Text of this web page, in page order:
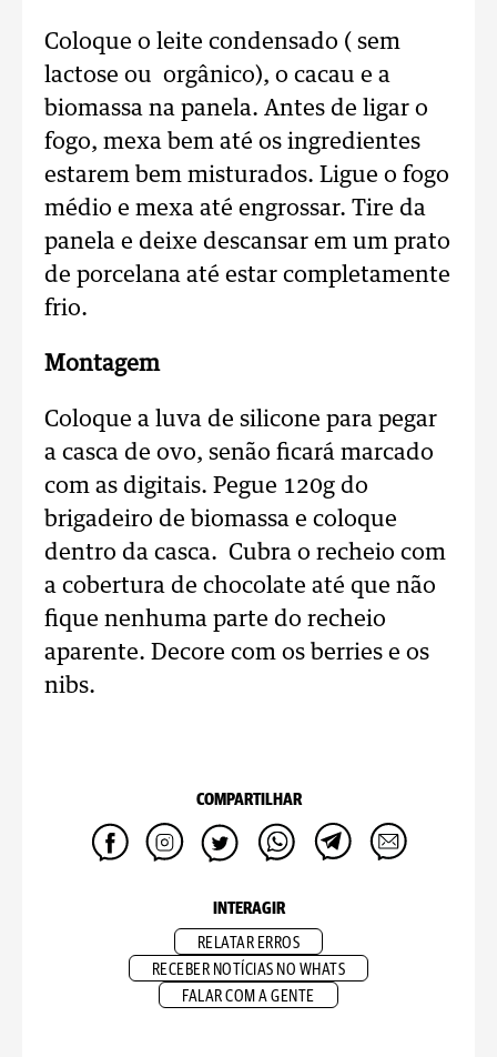
Coloque o leite condensado ( sem
lactose ou orgânico), o cacau e a
biomassa na panela. Antes de ligar o
fogo, mexa bem até os ingredientes
estarem bem misturados. Ligue o fogo
médio e mexa até engrossar. Tire da
panela e deixe descansar em um prato
de porcelana até estar completamente
frio.
Montagem
Coloque a luva de silicone para pegar
a casca de ovo, senão ficará marcado
com as digitais. Pegue 120g do
brigadeiro de biomassa e coloque
dentro da casca. Cubra o recheio com
a cobertura de chocolate até que não
fique nenhuma parte do recheio
aparente. Decore com os berries e os
nibs.
COMPARTILHAR
INTERAGIR
RELATAR ERROS
RECEBER NOTÍCIAS NO WHATS
FALAR COM A GENTE